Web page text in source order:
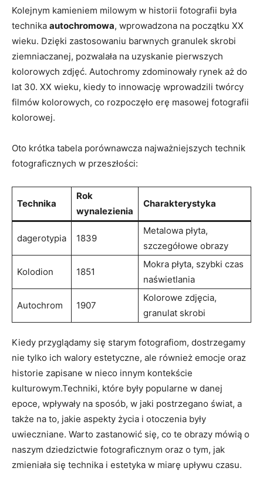
Kolejnym ‍kamieniem milowym w historii fotografii była
technika‌ autochromowa, wprowadzona na początku⁣ XX
wieku. Dzięki zastosowaniu⁣ barwnych granulek skrobi
ziemniaczanej,​ pozwalała na uzyskanie pierwszych
kolorowych zdjęć. Autochromy zdominowały rynek aż do
lat 30. XX wieku, kiedy to innowację wprowadzili twórcy
filmów kolorowych, co rozpoczęło erę masowej fotografii
kolorowej.
Oto krótka tabela porównawcza najważniejszych‌ technik⁢
fotograficznych w przeszłości:
Technika
Rok
wynalezienia
Charakterystyka
dagerotypia 1839
Metalowa płyta,
szczegółowe⁢ obrazy
Kolodion 1851
Mokra płyta, szybki czas
naświetlania
Autochrom 1907
Kolorowe zdjęcia,
granulat ​skrobi
Kiedy przyglądamy⁢ się starym fotografiom, dostrzegamy
⁤nie ⁣tylko ich walory estetyczne, ale również emocje oraz
historie zapisane w nieco innym​ kontekście
kulturowym.Techniki,⁤ które były popularne w danej
epoce, wpływały na​ sposób, w jaki postrzegano świat, a
także na to, jakie aspekty życia i otoczenia były
uwieczniane. Warto zastanowić się, co te obrazy​ mówią o
naszym dziedzictwie fotograficznym oraz o tym, jak
⁣zmieniała się technika i estetyka w miarę upływu czasu.